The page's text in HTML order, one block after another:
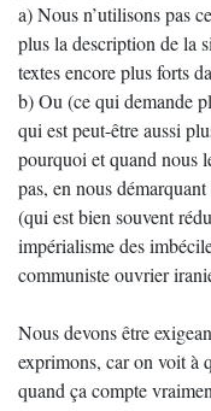
a) Nous n’utilisons pas
plus la description de la
textes encore plus forts
b) Ou (ce qui demande
qui est peut-être aussi
pourquoi et quand nous
pas, en nous
(qui est bien souvent
impérialisme des
communiste ouvrier
Nous devons être
exprimons, car on voit à
quand ça compte